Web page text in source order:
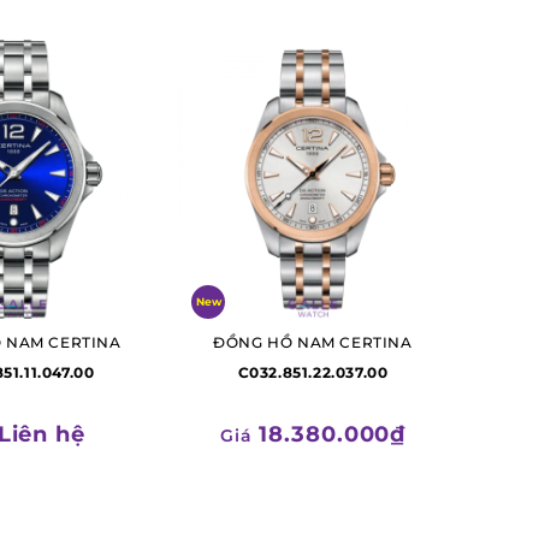
CERTINA
Liên hệ
New
ĐỒNG HỒ NAM CERTINA
C032.851.22.037.00
Giá 18.380.000₫